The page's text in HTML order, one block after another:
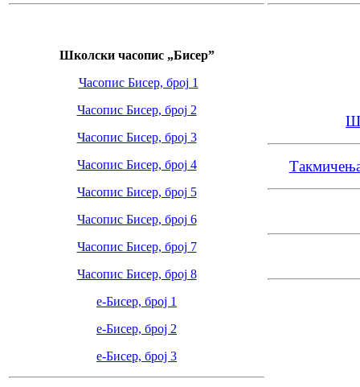
Школски часопис „Бисер”
Часопис Бисер, број 1
Часопис Бисер, број 2
Часопис Бисер, број 3
Часопис Бисер, број 4
Часопис Бисер, број 5
Часопис Бисер, број 6
Часопис Бисер, број 7
Часопис Бисер, број 8
е-Бисер, број 1
е-Бисер, број 2
е-Бисер, број 3